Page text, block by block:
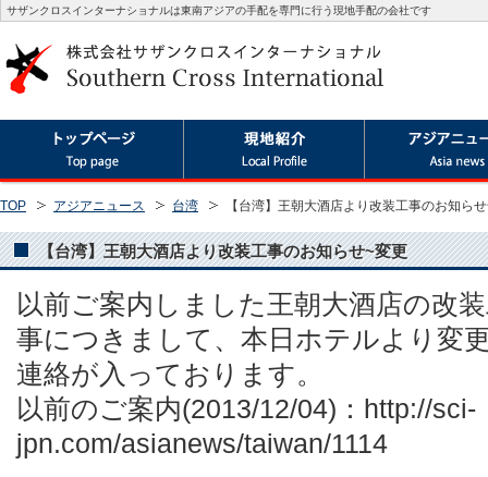
サザンクロスインターナショナルは東南アジアの手配を専門に行う現地手配の会社です
TOP アジアニュース 台湾 【台湾】王朝大酒店より改装工事のお知ら
【台湾】王朝大酒店より改装工事のお知らせ~変更
以前ご案内しました王朝大酒店の改
事につきまして、本日ホテルより変
連絡が入っております。
以前のご案内(2013/12/04)：http://sci-
jpn.com/asianews/taiwan/1114